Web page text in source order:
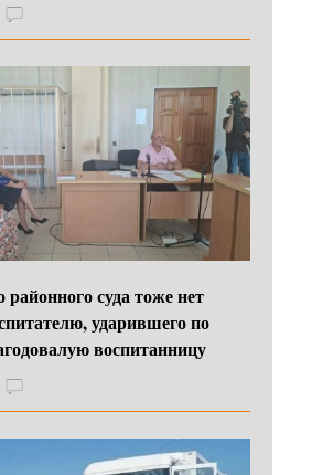
районного суда тоже нет
ударившего по
воспитанницу